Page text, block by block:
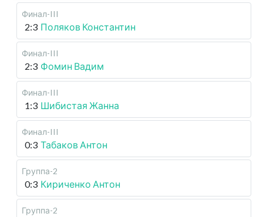
Финал-III
2:3 Поляков Константин
Финал-III
2:3 Фомин Вадим
Финал-III
1:3 Шибистая Жанна
Финал-III
0:3 Табаков Антон
Группа-2
0:3 Кириченко Антон
Группа-2